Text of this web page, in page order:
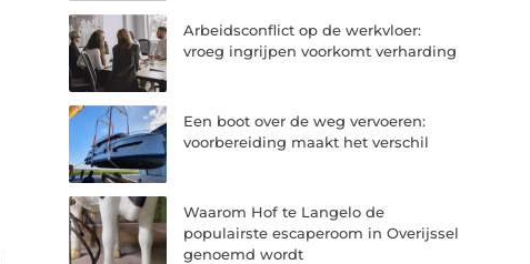
Arbeidsconflict op de werkvloer:
vroeg ingrijpen voorkomt verharding
Een boot over de weg vervoeren:
voorbereiding maakt het verschil
Waarom Hof te Langelo de
populairste escaperoom in Overijssel
genoemd wordt